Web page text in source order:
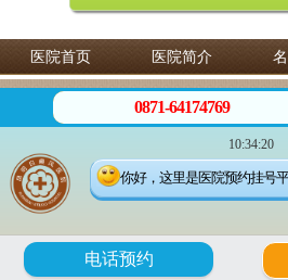
医院首页 医院简介
昆明白癜风皮肤病医院
预约热线：0871-64174769微信
地址：昆明市五华区护
滇公安备案号：
Copyright©2021 昆明白癜风皮肤病医
网站首页 拨打电话
0871-64174769
10:34:20
你好，这里是医院预约挂号
电话预约